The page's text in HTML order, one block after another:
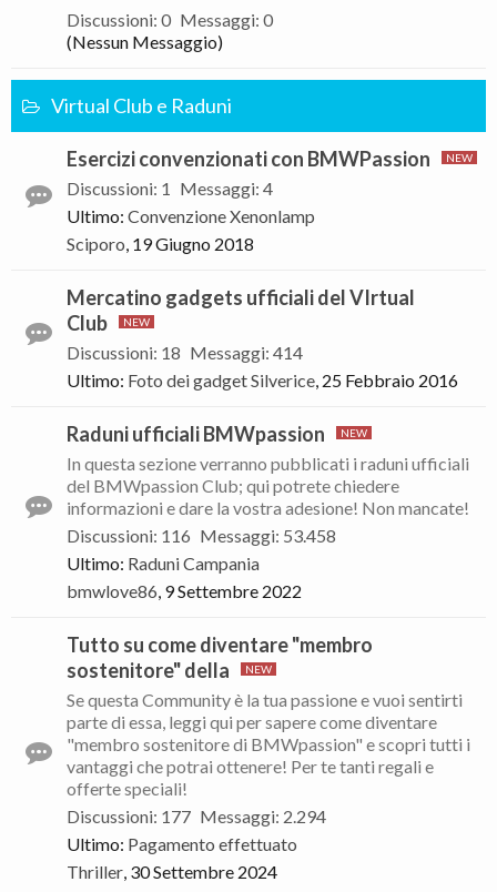
Discussioni: 0 Messaggi: 0
(Nessun Messaggio)
Virtual Club e Raduni
Esercizi convenzionati con BMWPassion
Discussioni: 1 Messaggi: 4
Ultimo: Convenzione Xenonlamp
Sciporo, 19 Giugno 2018
Mercatino gadgets ufficiali del VIrtual
Club
Discussioni: 18 Messaggi: 414
Ultimo: Foto dei gadgetSilverice, 25 Febbraio 2016
Raduni ufficiali BMWpassion
In questa sezione verranno pubblicati i raduni ufficiali
del BMWpassion Club; qui potrete chiedere
informazioni e dare la vostra adesione! Non mancate!
Discussioni: 116 Messaggi: 53.458
Ultimo: Raduni Campania
bmwlove86, 9 Settembre 2022
Tutto su come diventare "membro
sostenitore" della
Se questa Community è la tua passione e vuoi sentirti
parte di essa, leggi qui per sapere come diventare
"membro sostenitore di BMWpassion" e scopri tutti i
vantaggi che potrai ottenere! Per te tanti regali e
offerte speciali!
Discussioni: 177 Messaggi: 2.294
Ultimo: Pagamento effettuato
Thriller, 30 Settembre 2024